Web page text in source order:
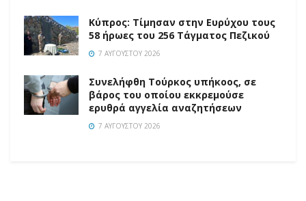
Κύπρος: Τίμησαν στην Ευρύχου τους
58 ήρωες του 256 Τάγματος Πεζικού
7 ΑΥΓΟΎΣΤΟΥ 2026
Συνελήφθη Τούρκος υπήκοος, σε
βάρος του οποίου εκκρεμούσε
ερυθρά αγγελία αναζητήσεων
7 ΑΥΓΟΎΣΤΟΥ 2026